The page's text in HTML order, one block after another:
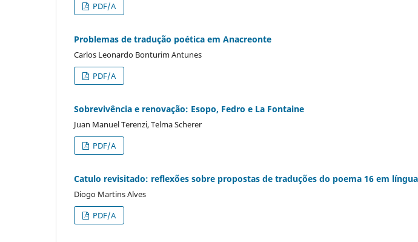
PDF/A
Problemas de tradução poética em Anacreonte
Carlos Leonardo Bonturim Antunes
PDF/A
Sobrevivência e renovação: Esopo, Fedro e La Fontaine
Juan Manuel Terenzi, Telma Scherer
PDF/A
Catulo revisitado: reflexões sobre propostas de traduções do poema 16 em
Diogo Martins Alves
PDF/A